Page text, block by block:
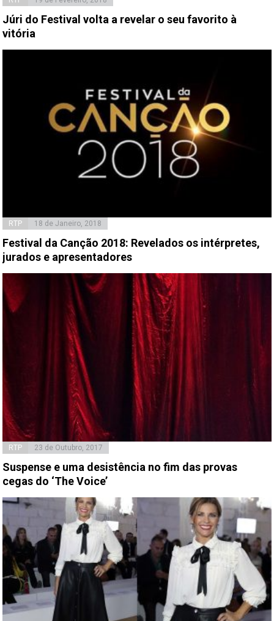
Júri do Festival volta a revelar o seu favorito à
vitória
RTP 18 de Janeiro, 2018
Festival da Canção 2018: Revelados os intérpretes,
jurados e apresentadores
RTP 23 de Outubro, 2017
Suspense e uma desistência no fim das provas
cegas do ‘The Voice’